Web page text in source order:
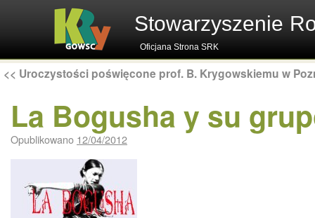
Stowarzyszenie
Oficjana Strona SRK
<< Uroczystości poświęcone prof. B. Krygowskiemu w
La Bogusha y su
Opublikowano 12/04/2012